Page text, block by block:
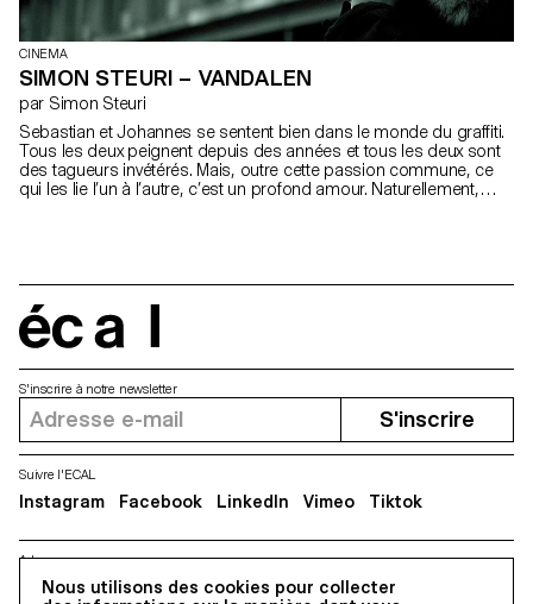
CINEMA
SIMON STEURI – VANDALEN
par Simon Steuri
Sebastian et Johannes se sentent bien dans le monde du graffiti.
Tous les deux peignent depuis des années et tous les deux sont
des tagueurs invétérés. Mais, outre cette passion commune, ce
qui les lie l’un à l’autre, c’est un profond amour. Naturellement,
Nous utilisons des cookies pour collecter
Adresse
5, avenue du Temple, CH-1020 Renens
S'inscrire à notre newsletter
S'inscrire
Suivre l'ECAL
Instagram Facebook LinkedIn Vimeo Tiktok